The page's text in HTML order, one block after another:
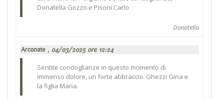
Donatella Gozzo e Pisoni Carlo
Donatella
Arconate , 04/03/2025 ore 12:24
Sentite condoglianze in questo momento di
immenso dolore, un forte abbraccio. Ghezzi Gina e
la figlia Maria.